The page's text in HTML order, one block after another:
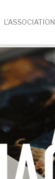
L’ASSOCIATION